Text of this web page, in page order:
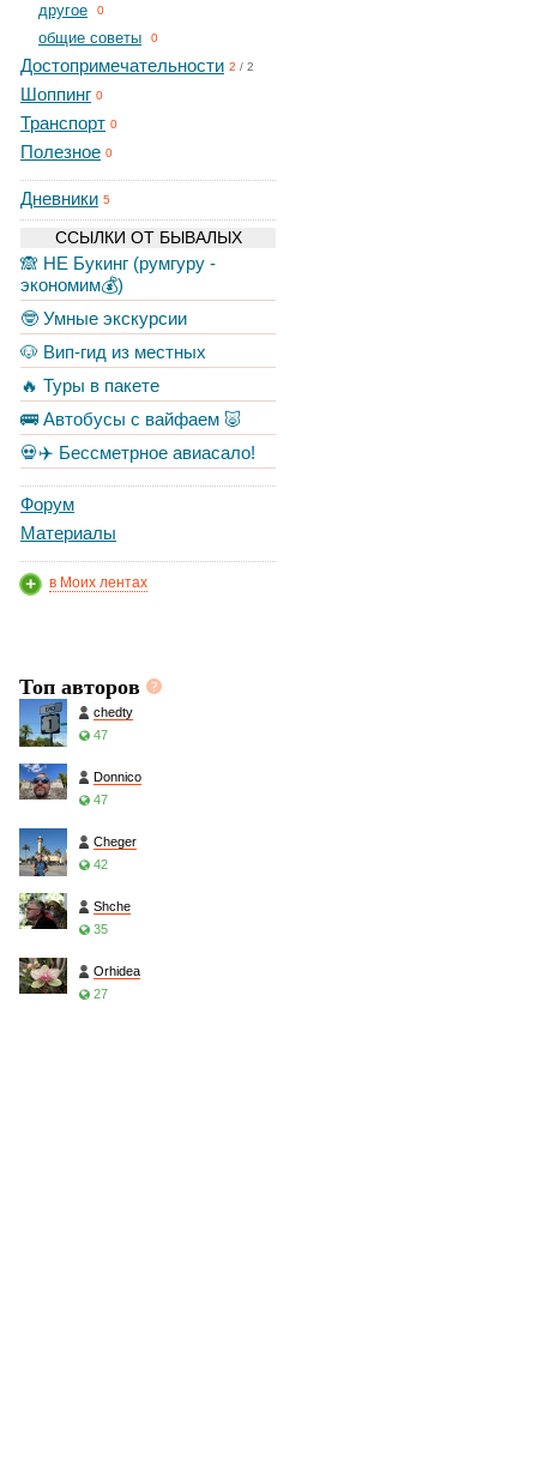
другое 0
общие советы 0
Достопримечательности 2 / 2
Шоппинг 0
Транспорт 0
Полезное 0
Дневники 5
ССЫЛКИ ОТ БЫВАЛЫХ
🙈 НЕ Букинг (румгуру -
экономим💰)
🤓 Умные экскурсии
🐶 Вип-гид из местных
🔥 Туры в пакете
🚌 Автобусы с вайфаем 🐷
💀✈️ Бессметрное авиасало!
Форум
Материалы
в Моих лентах
Топ авторов
chedty
47
Donnico
47
Cheger
42
Shche
35
Orhidea
27